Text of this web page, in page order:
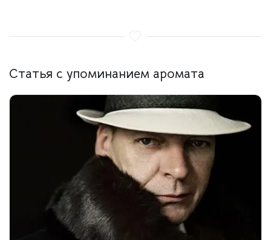
Статья с упоминанием аромата